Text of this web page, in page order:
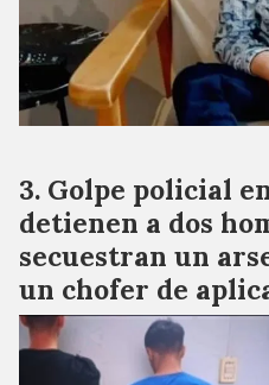
Golpe policial
detienen a dos
secuestran un
un chofer de